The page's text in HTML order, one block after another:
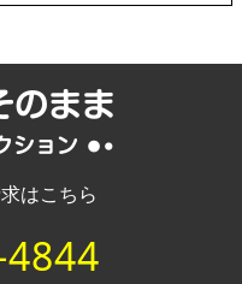
はこちら